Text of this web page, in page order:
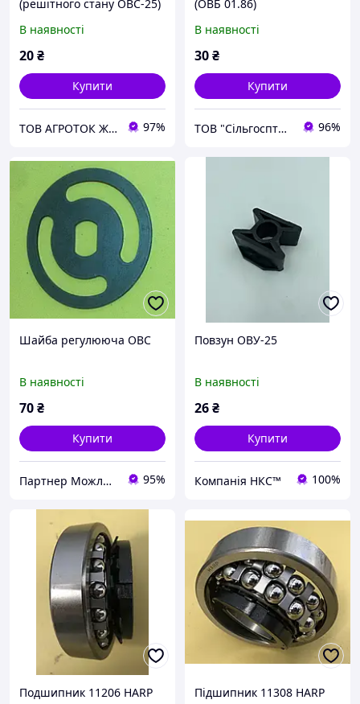
(решітного стану ОВС-25)
В наявності
20₴
Купити
ТОВ АГРОТОК ЖИТОМИР 97%
(ОВБ 01.86)
В наявності
30₴
Купити
ТОВ "Сільгосптехніка" 96%
Шайба регулююча ОВС
В наявності
70₴
Купити
Партнер Можливостей 95%
Повзун ОВУ-25
В наявності
26₴
Купити
Компанія НКС™ 100%
Подшипник 11206 HARP Підшипник 11308 HARP